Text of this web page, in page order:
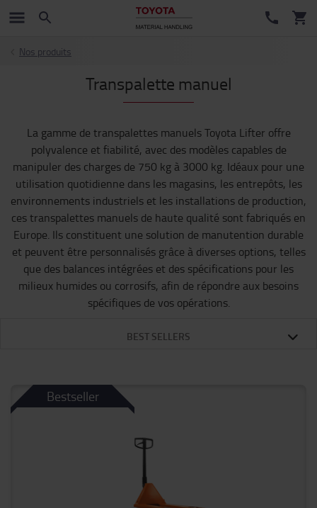
Nos produits
Transpalette manuel
La gamme de transpalettes manuels Toyota Lifter offre
polyvalence et fiabilité, avec des modèles capables de
manipuler des charges de 750 kg à 3000 kg. Idéaux pour une
utilisation quotidienne dans les magasins, les entrepôts, les
environnements industriels et les installations de production,
ces transpalettes manuels de haute qualité sont fabriqués en
Europe. Ils constituent une solution de manutention durable
et peuvent être personnalisés grâce à diverses options, telles
que des balances intégrées et des spécifications pour les
milieux humides ou corrosifs, afin de répondre aux besoins
spécifiques de vos opérations.
BEST SELLERS
Bestseller